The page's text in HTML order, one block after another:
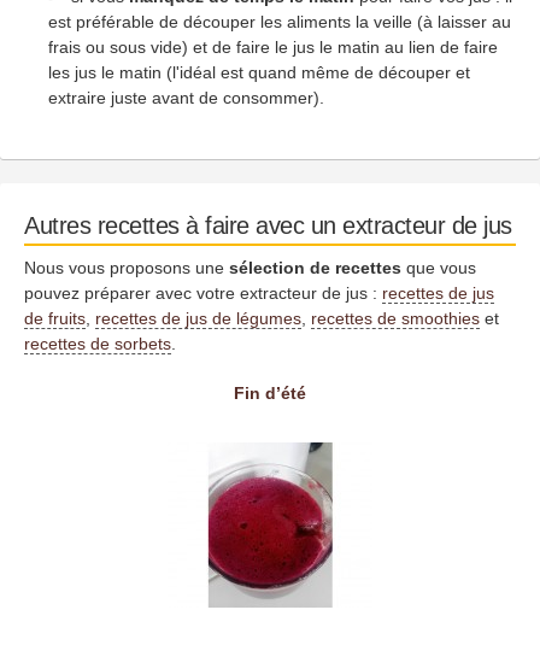
est préférable de découper les aliments la veille (à laisser au
frais ou sous vide) et de faire le jus le matin au lien de faire
les jus le matin (l'idéal est quand même de découper et
extraire juste avant de consommer).
Autres recettes à faire avec un extracteur de jus
Nous vous proposons une sélection de recettes que vous
pouvez préparer avec votre extracteur de jus : recettes de jus
de fruits recettes de jus de légumes recettes de smoothies et
recettes de sorbets
Fin d’été